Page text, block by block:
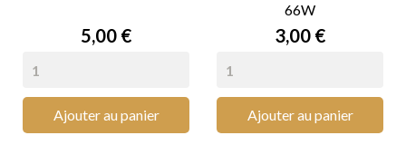
Prix
5,00 €
Ajouter au panier
66W
Prix
3,00 €
Ajouter au panier